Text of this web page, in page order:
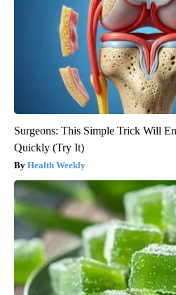
Surgeons: This Simple Trick Will
Quickly (Try It)
Health Weekly